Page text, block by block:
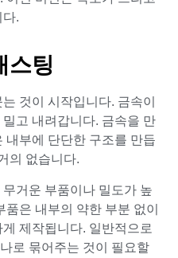
다.
스팅
것이 시작입니다. 금속이
고 내려갑니다. 금속을 만
내부에 단단한 구조를 만듭
의 없습니다.
거운 부품이나 밀도가 높
은 내부의 약한 부분 없이
제작됩니다. 일반적으로
로 묶어주는 것이 필요할